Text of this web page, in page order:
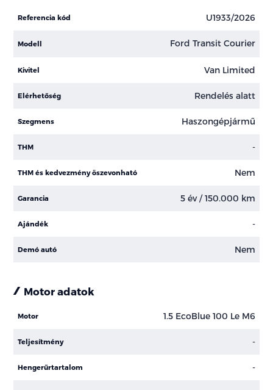
Referencia kód U1933/2026
Modell Ford Transit Courier
Kivitel Van Limited
Elérhetőség Rendelés alatt
Szegmens Haszongépjármű
THM -
THM és kedvezmény öszevonható Nem
Garancia 5 év / 150.000 km
Ajándék -
Demó autó Nem
Motor adatok
Motor 1.5 EcoBlue 100 Le M6
Teljesítmény -
Hengerűrtartalom -